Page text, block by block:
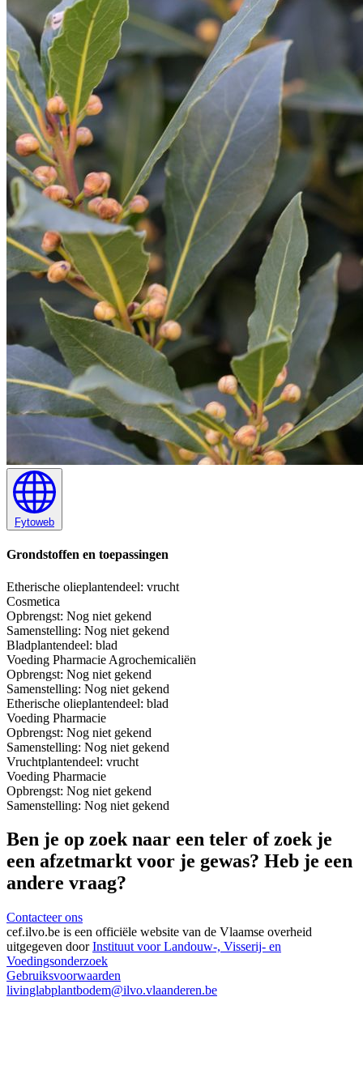
Fytoweb
Grondstoffen en toepassingen
Etherische olieplantendeel: vrucht
Cosmetica
Opbrengst: Nog niet gekend
Samenstelling: Nog niet gekend
Bladplantendeel: blad
Voeding Pharmacie Agrochemicaliën
Opbrengst: Nog niet gekend
Samenstelling: Nog niet gekend
Etherische olieplantendeel: blad
Voeding Pharmacie
Opbrengst: Nog niet gekend
Samenstelling: Nog niet gekend
Vruchtplantendeel: vrucht
Voeding Pharmacie
Opbrengst: Nog niet gekend
Samenstelling: Nog niet gekend
Ben je op zoek naar een teler of zoek je
een afzetmarkt voor je gewas? Heb je een
andere vraag?
Contacteer ons
cef.ilvo.be is een officiële website van de Vlaamse overheid
uitgegeven doorInstituut voor Landouw-, Visserij- en
Voedingsonderzoek
Gebruiksvoorwaarden
livinglabplantbodem@ilvo.vlaanderen.be